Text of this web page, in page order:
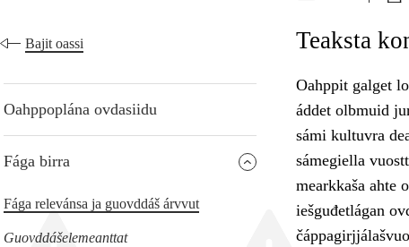
Bajit oassi
Oahppoplána ovdasiidu
Fága birra
Fága relevánsa ja guovddáš árvvut
Guovddášelemeanttat
Teaksta
Oahppit galget
áddet olbmuid
sámi kultuvra
sámegiella
mearkkaša ahte
iešguđetlágan